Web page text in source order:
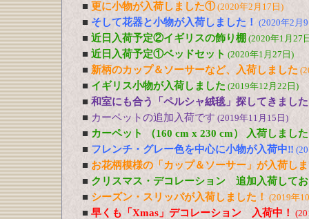
■ 更に小物が入荷しました①(2020年2月17日)
■ そして花器と小物が入荷しました！ (2020年2月
■ 近日入荷予定②イギリスの飾り棚 (2020年1月27
■ 近日入荷予定①ベッドセット (2020年1月27日)
■ 新柄のカップ＆ソーサーなど、入荷しました
■ イギリス小物が入荷しました (2019年12月22日)
■ 和室にも合う「ペルシャ絨毯」探してきまし
■ カーペットの追加入荷です (2019年11月15日)
■ カーペット （160 cm x 230 cm） 入荷しました
■ フレンチ・グレー色を中心に小物が入荷中‼
■ お花柄模様の「カップ＆ソーサー」が入荷し
■ クリスマス・デコレーション 追加入荷して
■ シーズン・スリッパが入荷しました！ (2019年
■ 早くも「Xmas」デコレーション 入荷中！